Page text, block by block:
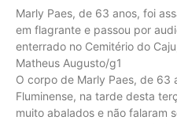
Marly Paes, de 63 anos, foi
em flagrante e passou por
enterrado no Cemitério do
Matheus Augusto/g1
O corpo de Marly Paes, de 63
Fluminense, na tarde desta
muito abalados e não falaram